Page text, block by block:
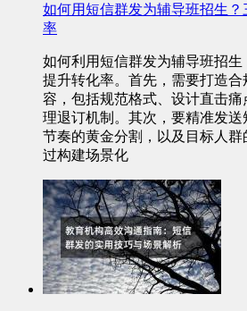
如何用短信群发为辅导班招生
率
如何利用短信群发为辅导班招
提升转化率。首先，需要打造
容，包括规范格式、设计直击
理退订机制。其次，要精准发
节奏的黄金分割，以及目标人
过构建场景化